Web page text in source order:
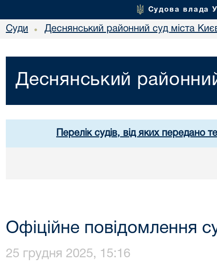
Судова влада
Суди • Деснянський районний суд міста
Деснянський
Перелік судів, від яких передано
Офіційне повідомлення
25 грудня 2025, 15:16